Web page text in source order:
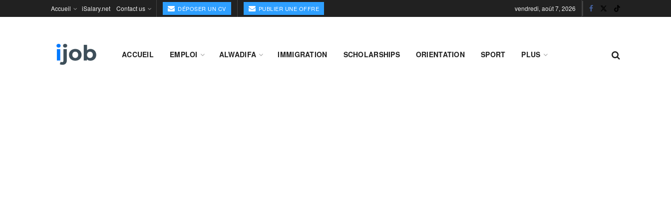
Accueil iSalary.net Contact us DÉPOSER UN CV PUBLIER UNE OFFRE vendredi, août 7, 2026
ACCUEIL EMPLOI ALWADIFA IMMIGRATION SCHOLARSHIPS ORIENTATION SPORT PLUS